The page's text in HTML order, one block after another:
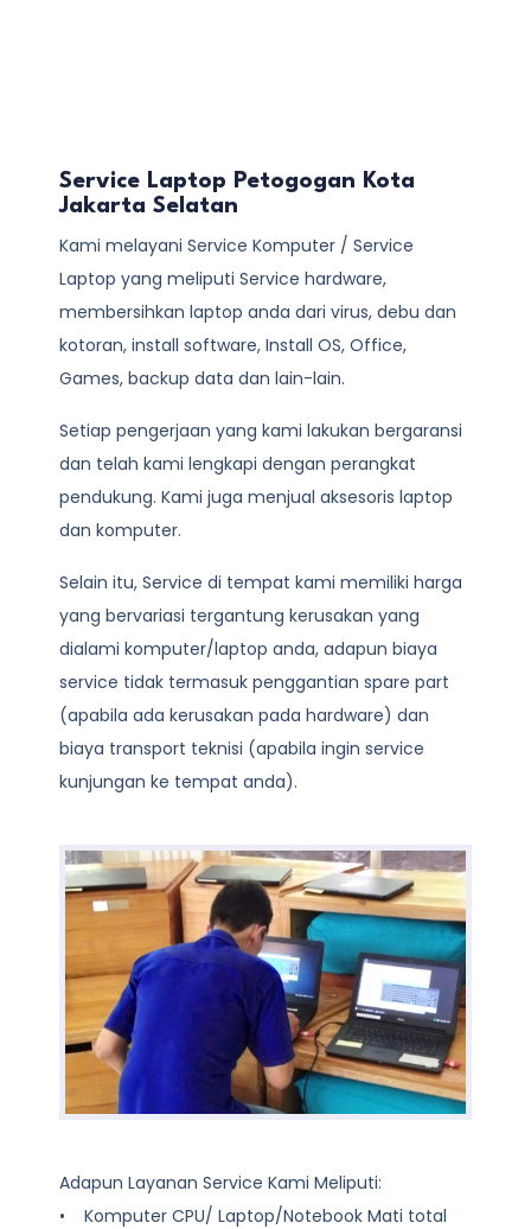
Service Laptop Petogogan Kota
Jakarta Selatan
Kami melayani Service Komputer / Service
Laptop yang meliputi Service hardware,
membersihkan laptop anda dari virus, debu dan
kotoran, install software, Install OS, Office,
Games, backup data dan lain-lain.
Setiap pengerjaan yang kami lakukan bergaransi
dan telah kami lengkapi dengan perangkat
pendukung. Kami juga menjual aksesoris laptop
dan komputer.
Selain itu, Service di tempat kami memiliki harga
yang bervariasi tergantung kerusakan yang
dialami komputer/laptop anda, adapun biaya
service tidak termasuk penggantian spare part
(apabila ada kerusakan pada hardware) dan
biaya transport teknisi (apabila ingin service
kunjungan ke tempat anda).
Adapun Layanan Service Kami Meliputi:
• Komputer CPU/ Laptop/Notebook Mati total